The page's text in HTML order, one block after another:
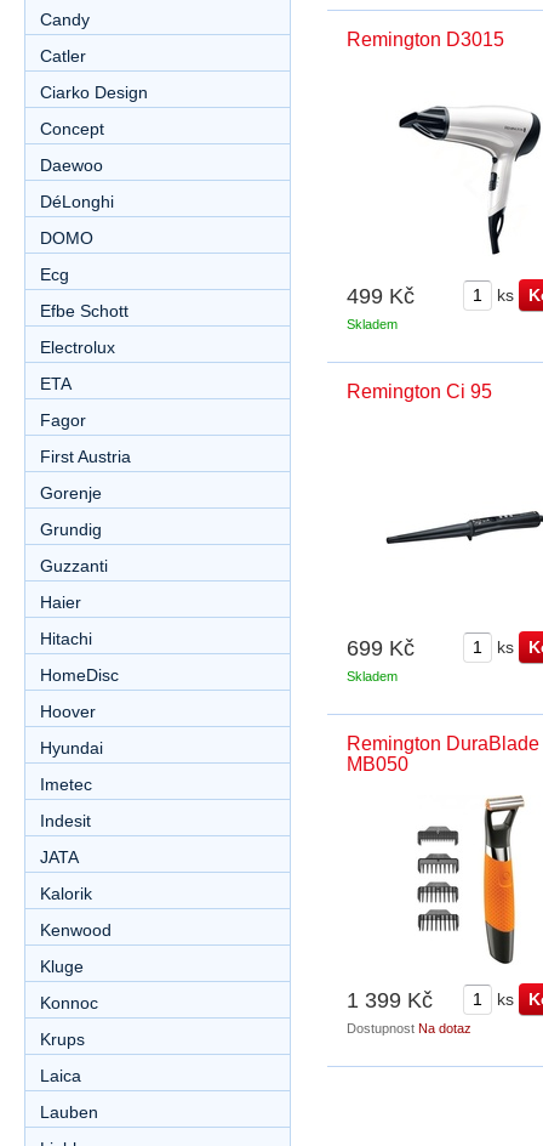
Remington D3015
499 Kč ks
Skladem
Remington Ci 95
699 Kč ks
Skladem
Remington DuraBlade
MB050
1 399 Kč ks
Dostupnost Na dotaz
Candy
Catler
Ciarko Design
Concept
Daewoo
DéLonghi
DOMO
Ecg
Efbe Schott
Electrolux
ETA
Fagor
First Austria
Gorenje
Grundig
Guzzanti
Haier
Hitachi
HomeDisc
Hoover
Hyundai
Imetec
Indesit
JATA
Kalorik
Kenwood
Kluge
Konnoc
Krups
Laica
Lauben